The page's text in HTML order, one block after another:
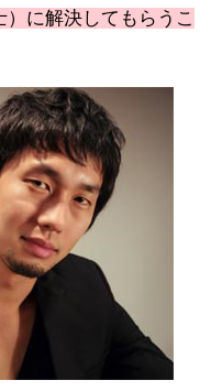
に解決してもらうこ